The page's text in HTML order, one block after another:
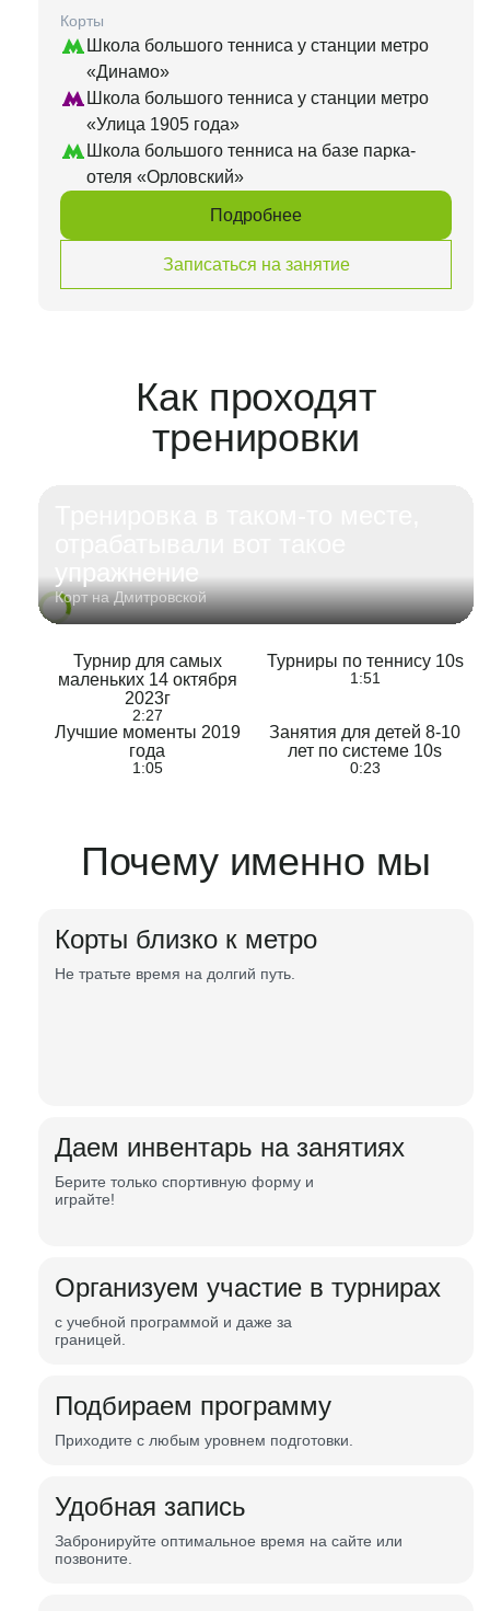
Корты
Школа большого тенниса у станции метро
«Динамо»
Школа большого тенниса у станции метро
«Улица 1905 года»
Школа большого тенниса на базе парка-
отеля «Орловский»
Подробнее
Записаться на занятие
Как проходят
тренировки
упражнение
Корт на Дмитровской
Турнир для самых
маленьких 14 октября
2023г
2:27
Турниры по теннису 10s
1:51
Лучшие моменты 2019
года
1:05
Занятия для детей 8-10
лет по системе 10s
0:23
Почему именно мы
Корты близко к метро
Не тратьте время на долгий путь.
Подбираем программу
Приходите с любым уровнем подготовки.
Даем инвентарь на занятиях
Берите только спортивную форму и
играйте!
Удобная запись
Забронируйте оптимальное время на сайте или
позвоните.
Организуем участие в турнирах
с учебной программой и даже за
границей.